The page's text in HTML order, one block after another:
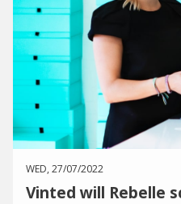
WED, 27/07/2022
Vinted will Rebelle